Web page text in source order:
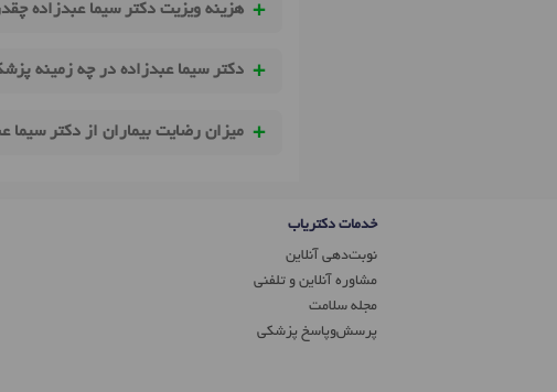
هزینه ویزیت دکتر سیما عبدزاده
دکتر سیما عبدزاده در چه زمینه
میزان رضایت بیماران از دکتر سیما
خدمات دکتریاب
نوبت‌دهی آنلاین
مشاوره آنلاین و تلفنی
مجله سلامت
پرسش‌و‌پاسخ پزشکی